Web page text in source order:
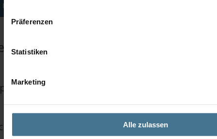
Präferenzen
Statistiken
Marketing
Alle zulassen
INQUIRIES
Abegg 2SY046S4
service